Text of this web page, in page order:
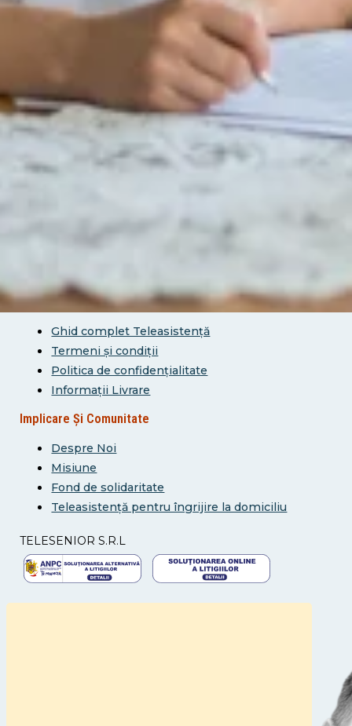
servicii de urgență și consolidează dreptul la demnitate și
Alba, Ocna Mures, str. Malinului, Bl. 65, Etaj 1, Ap. 3
+40 735 567 857
office@teleasistentaromania.ro
Link-Uri Rapide
Pagini Utile
Ghid complet Teleasistență
Termeni și condiții
Politica de confidențialitate
Informații Livrare
Implicare Și Comunitate
Despre Noi
Misiune
Fond de solidaritate
Teleasistență pentru îngrijire la domiciliu
TELESENIOR S.R.L